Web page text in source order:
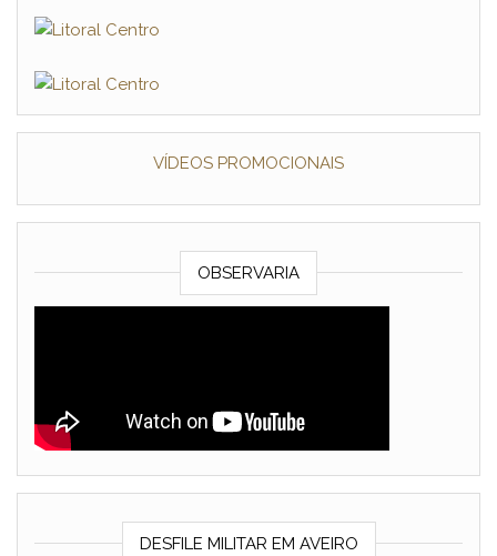
VÍDEOS PROMOCIONAIS
OBSERVARIA
DESFILE MILITAR EM AVEIRO